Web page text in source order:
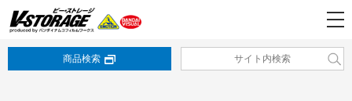
商品検索